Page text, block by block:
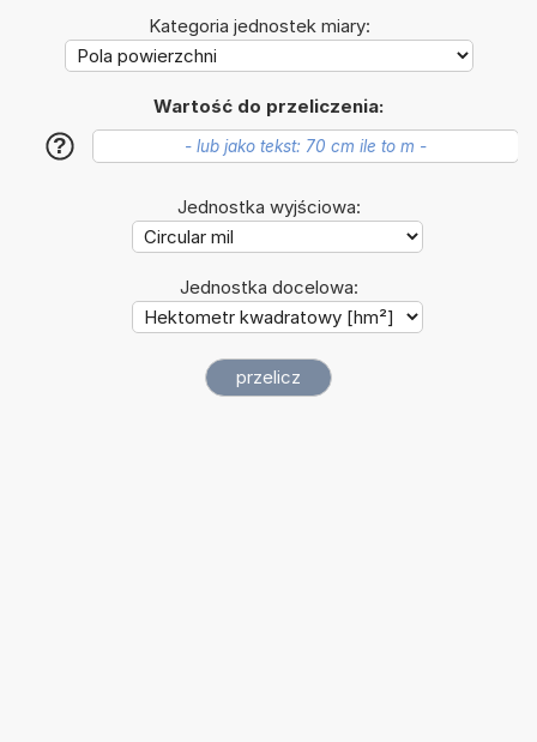
Kategoria jednostek miary:
Wartość do przeliczenia:
?
Jednostka wyjściowa:
Jednostka docelowa: